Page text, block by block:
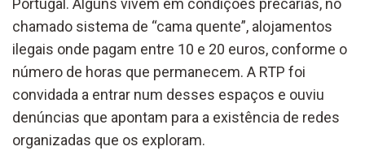
Portugal. Alguns vivem em condições precárias, no
chamado sistema de “cama quente”, alojamentos
ilegais onde pagam entre 10 e 20 euros, conforme o
número de horas que permanecem. A RTP foi
convidada a entrar num desses espaços e ouviu
denúncias que apontam para a existência de redes
organizadas que os exploram.